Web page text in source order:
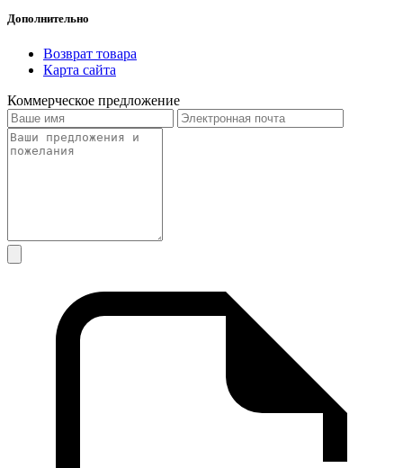
Дополнительно
Возврат товара
Карта сайта
Коммерческое предложение